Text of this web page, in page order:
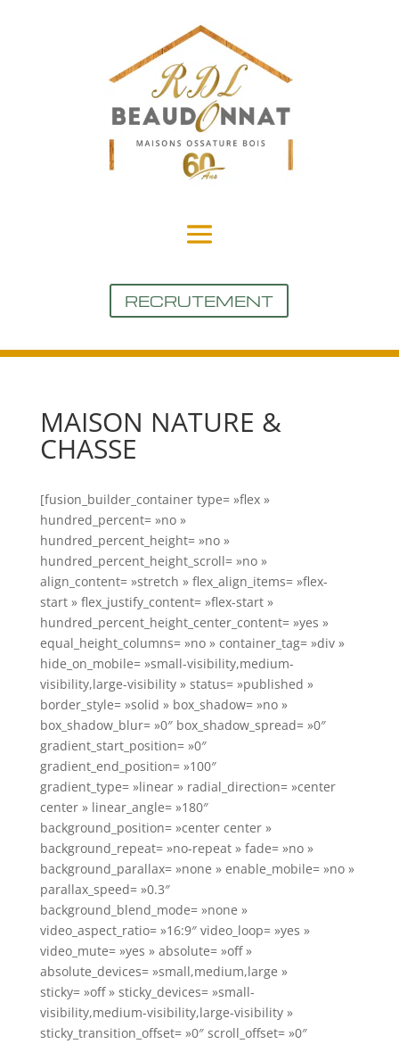
RECRUTEMENT
MAISON NATURE &
CHASSE
[fusion_builder_container type= »flex »
hundred_percent= »no »
hundred_percent_height= »no »
hundred_percent_height_scroll= »no »
align_content= »stretch » flex_align_items= »flex-
start » flex_justify_content= »flex-start »
hundred_percent_height_center_content= »yes »
equal_height_columns= »no » container_tag= »div »
hide_on_mobile= »small-visibility,medium-
visibility,large-visibility » status= »published »
border_style= »solid » box_shadow= »no »
box_shadow_blur= »0″ box_shadow_spread= »0″
gradient_start_position= »0″
gradient_end_position= »100″
gradient_type= »linear » radial_direction= »center
center » linear_angle= »180″
background_position= »center center »
background_repeat= »no-repeat » fade= »no »
background_parallax= »none » enable_mobile= »no »
parallax_speed= »0.3″
background_blend_mode= »none »
video_aspect_ratio= »16:9″ video_loop= »yes »
video_mute= »yes » absolute= »off »
absolute_devices= »small,medium,large »
sticky= »off » sticky_devices= »small-
visibility,medium-visibility,large-visibility »
sticky_transition_offset= »0″ scroll_offset= »0″